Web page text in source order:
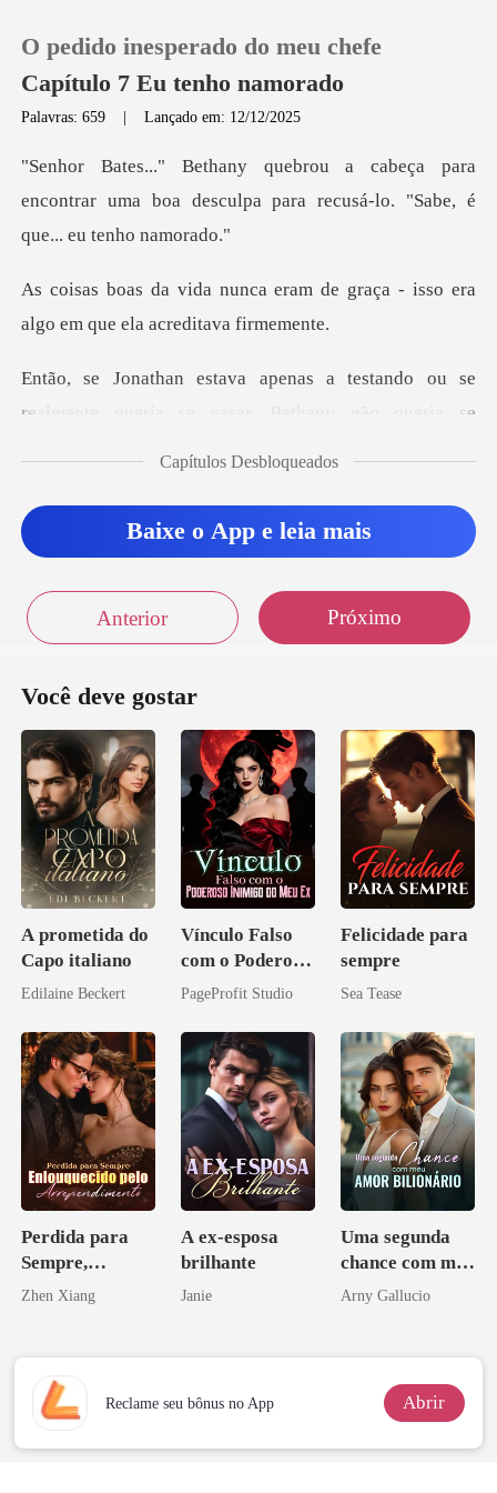
0
Loja
Histórico
O pedido inesperado do meu chefe
Capítulo 7 Eu tenho namorado
Palavras: 659 |Lançado em: 12/12/2025
para
encontrar uma boa desculpa para recu
am de graça - isso era
algo em
do ou se
realmente queria se casar, Betha
Capítulos Desbloqueados
Baixe o App e leia mais
Anterior Próximo
Você deve gostar
A prometida do
Capo italiano
Edilaine Beckert
Vínculo Falso
com o Poderoso
Inimigo do Meu
PageProfit Studio
Felicidade para
sempre
Sea Tease
Perdida para
Sempre,
Enlouquecido
o
Zhen Xiang
A ex-esposa
brilhante
Janie
Uma segunda
chance com meu
amor bilionário
Arny Gallucio
Reclame seu bônus no App Abrir